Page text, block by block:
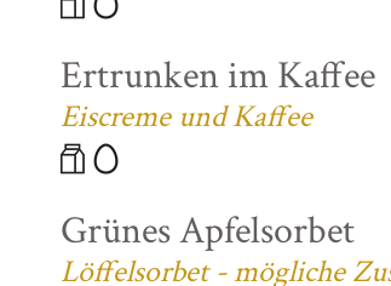
Ertrunken im Kaffee
Eiscreme und Kaffee
Grünes Apfelsorbet
Löffelsorbet - mögliche